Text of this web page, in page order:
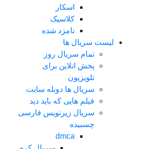
اسکار
کلاسیک
نامزد شده
لیست سریال ها
تمام سریال روز
پخش انلاین برای
تلویزیون
سریال ها دوبله سایت
فیلم هایی که باید دید
سریال زیرنویس فارسی
چسبیده
dmca